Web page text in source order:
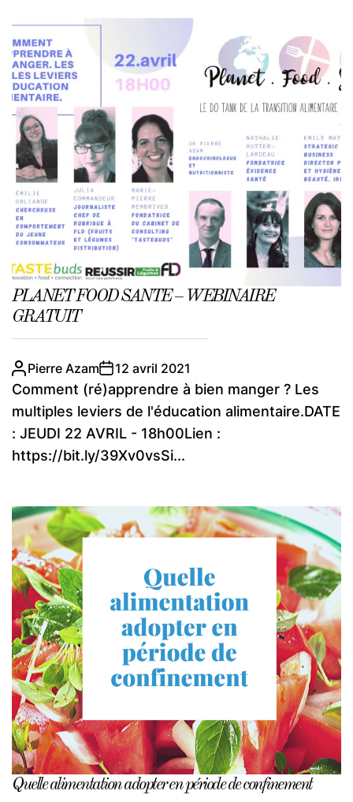
PLANET FOOD SANTE – WEBINAIRE
GRATUIT
Pierre Azam 12 avril 2021
Comment (ré)apprendre à bien manger ? Les
multiples leviers de l'éducation alimentaire.DATE
: JEUDI 22 AVRIL - 18h00Lien :
https://bit.ly/39Xv0vsSi...
Quelle alimentation adopter en période de confinement